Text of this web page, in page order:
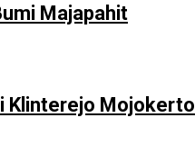
Majapahit
Klinterejo Mojokerto